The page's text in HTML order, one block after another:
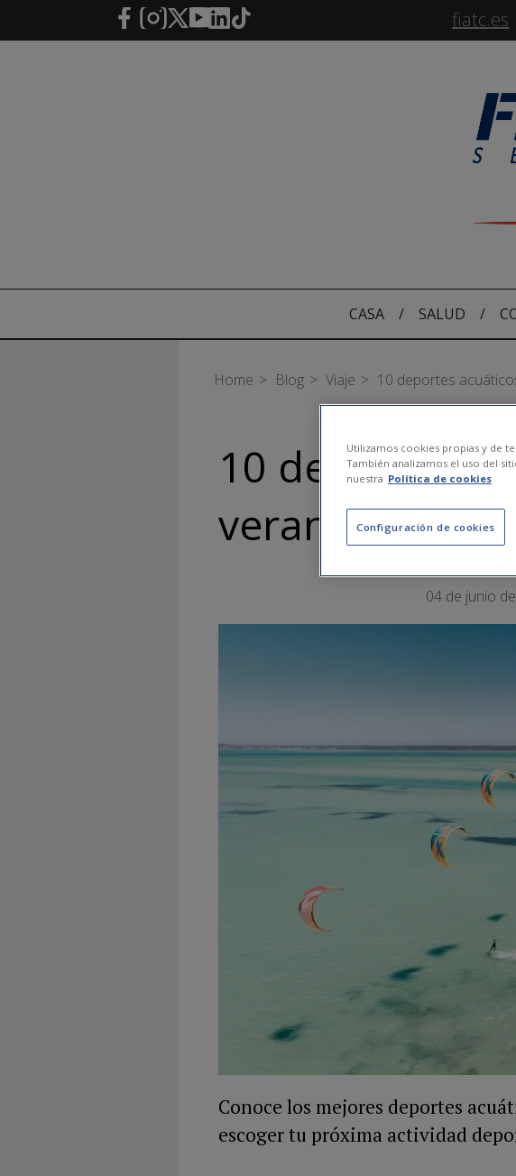
Saltar al contenido principal fiatc.es
CASA / SALUD /
Home Blog Viaje 10 deportes
10 deportes
verano. ¿Te
04 de junio
Conoce los mejores deportes
escoger tu próxima actividad
Utilizamos cookies propias y de
También analizamos el uso del
nuestra Política de cookies
Configuración de cookies